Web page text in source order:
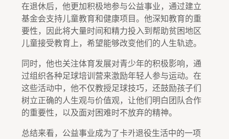
在退休后，他更加积极地参与公益事业，通过建立
基金会支持儿童教育和健康项目。他深知教育的重
要性，因此将大量时间和精力投入到帮助贫困地区
儿童接受教育上，希望能够改变他们的人生轨迹。
同时，他也关注体育发展对青少年的积极影响，通
过组织各种足球培训营来激励年轻人参与运动。在
这些活动中，他不仅教授足球技巧，还鼓励孩子们
树立正确的人生观与价值观，让他们明白团队合作
的重要性，以及面对困难时不放弃的精神。
总结来看，公益事业成为了卡카退役生活中的一项